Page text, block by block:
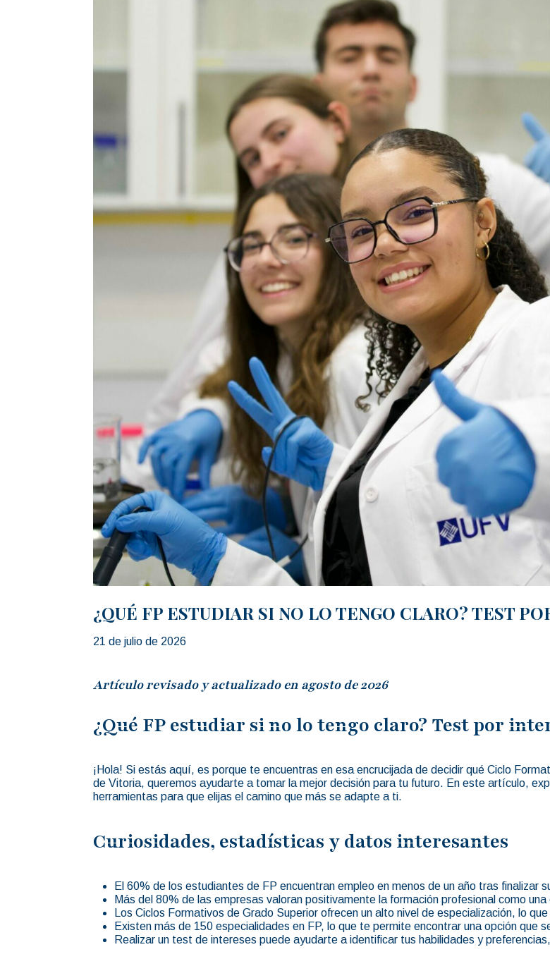
¿QUÉ FP ESTUDIAR SI NO LO TENGO CLARO? TEST
21 de julio de 2026
Artículo revisado y actualizado en agosto de 2026
¿Qué FP estudiar si no lo tengo claro? Test por
¡Hola! Si estás aquí, es porque te encuentras en esa encrucijada de decidir qué Ciclo
de Vitoria, queremos ayudarte a tomar la mejor decisión para tu futuro. En este artículo,
herramientas para que elijas el camino que más se adapte a ti.
Curiosidades, estadísticas y datos interesantes
El 60% de los estudiantes de FP encuentran empleo en menos de un año tras finalizar
Más del 80% de las empresas valoran positivamente la formación profesional como
Los Ciclos Formativos de Grado Superior ofrecen un alto nivel de especialización, lo
Existen más de 150 especialidades en FP, lo que te permite encontrar una opción que
Realizar un test de intereses puede ayudarte a identificar tus habilidades y